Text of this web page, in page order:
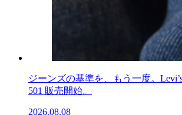
ジーンズの基準を、もう一度。
501 販売開始。
2026.08.08